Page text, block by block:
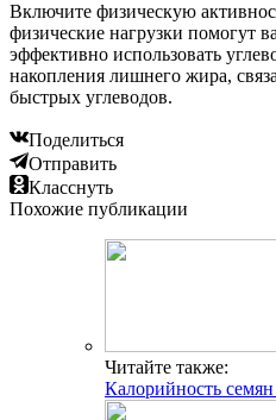
Включите физическую
физические нагрузки помогут
эффективно использовать
накопления лишнего жира,
быстрых углеводов.
Поделиться
Отправить
Класснуть
Похожие публикации
Читайте также:
Калорийность